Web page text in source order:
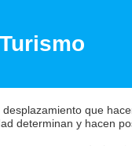
que
determinan y hacen